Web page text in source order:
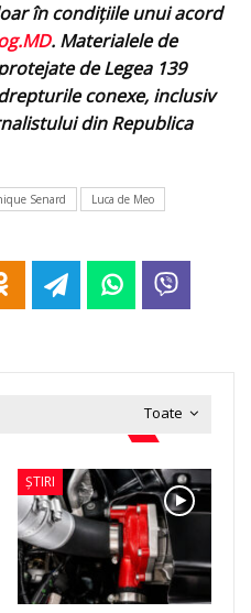
în condițiile unui acord
. Materialele de
de Legea 139
conexe, inclusiv
din Republica
Senard
Luca de Meo
Toate
ȘTIRI